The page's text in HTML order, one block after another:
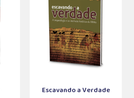
Escavando a Verdade